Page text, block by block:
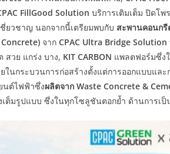
FillGood Solution บริการเติมเต็ม ปิดโ
ยวชาญ นอกจากนี้เตรียมพบกับ สะพานคอนกรี
จาก CPAC Ultra Bridge Solution
สวย แกร่ง บาง, KIT CARBON แพลตฟอร์มซึ่ง
ในกระบวนการก่อสร้างตั้งแต่การออกแบบและ
นต์ไฟฟ้าซึ่งผลิตจาก Waste Concrete &
เต็มรูปแบบ ซึ่งในทุกโซลูชันตอกย้ำ ด้านการเ